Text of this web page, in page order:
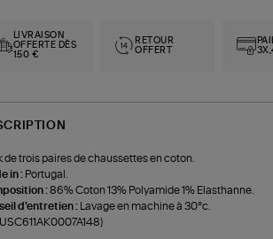
LIVRAISON
OFFERTE DÈS
150 €
RETOUR
OFFERT
de trois paires de chaussettes en coton.
in : Portugal.
:86% Coton 13% Polyamide 1% Elasthanne.
d'entretien :
Lavage en machine à 30°c.